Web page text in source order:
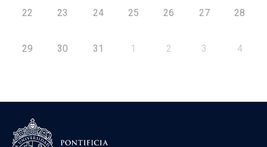
22 23 24 25 26 27 28
29 30 31 1 2 3 4